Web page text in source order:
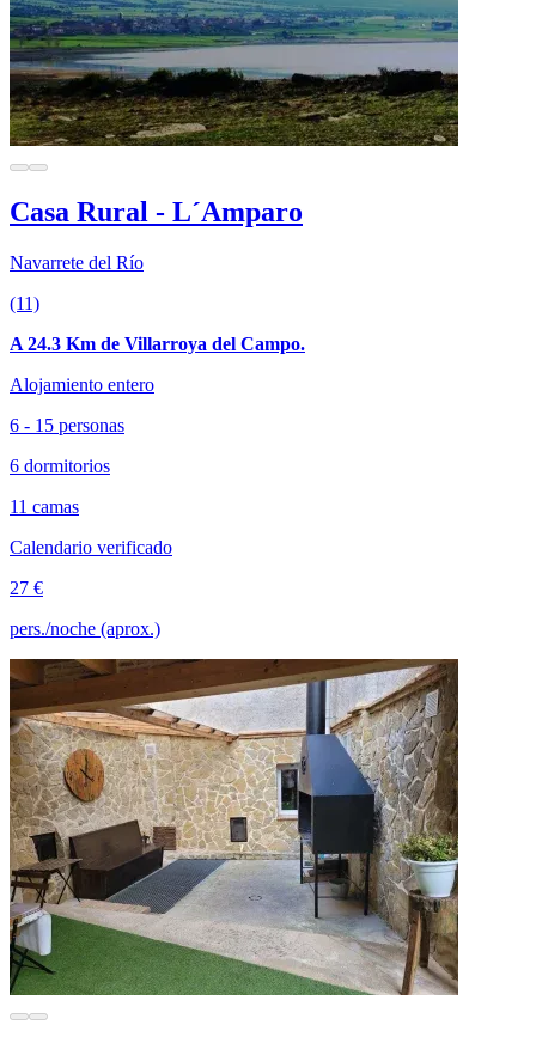
Casa Rural - L´Amparo
Navarrete del Río
(11)
A 24.3 Km de Villarroya del Campo.
Alojamiento entero
6 - 15 personas
6 dormitorios
11 camas
Calendario verificado
27 €
pers./noche (aprox.)